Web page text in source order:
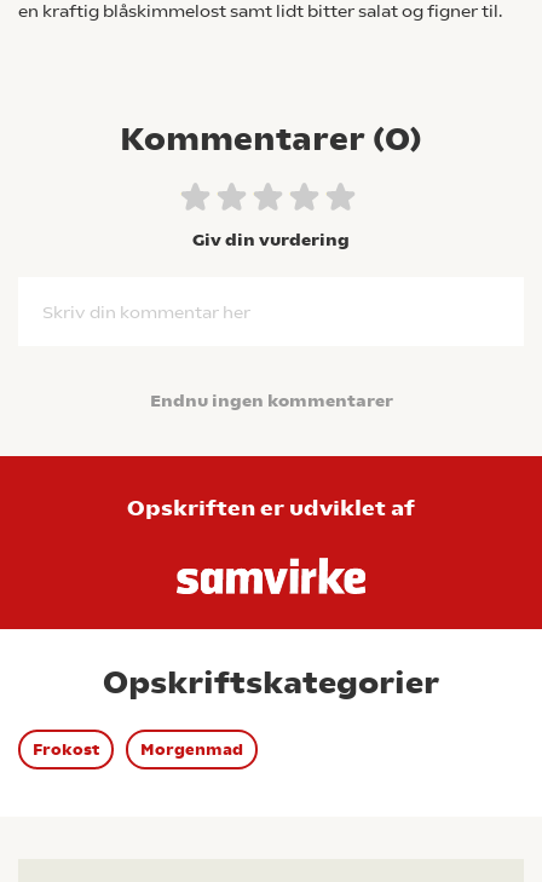
en kraftig blåskimmelost samt lidt bitter salat og figner til.
Kommentarer (0)
Giv din vurdering
Skriv din kommentar her
Endnu ingen kommentarer
Opskriften er udviklet af
Opskriftskategorier
Frokost Morgenmad